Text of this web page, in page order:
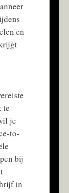
en
te
je
to-
bij
in